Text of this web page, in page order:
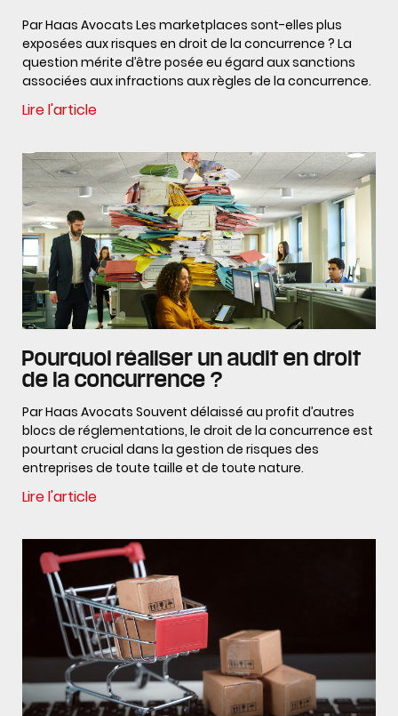
Par Haas Avocats Les marketplaces sont-elles plus
exposées aux risques en droit de la concurrence ? La
question mérite d’être posée eu égard aux sanctions
associées aux infractions aux règles de la concurrence.
Lire l'article
Pourquoi réaliser un audit en droit
de la concurrence ?
Par Haas Avocats Souvent délaissé au profit d’autres
blocs de réglementations, le droit de la concurrence est
pourtant crucial dans la gestion de risques des
entreprises de toute taille et de toute nature.
Lire l'article